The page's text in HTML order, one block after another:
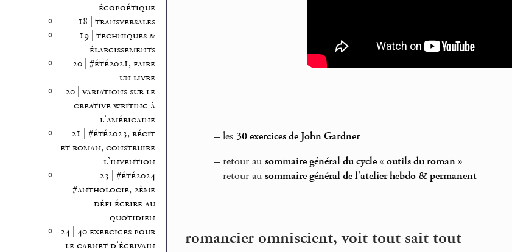
écopoétique
18 | transversales
19 | techniques &
élargissements
20 | #été2021, faire
un livre
20 | variations sur le
creative writing à
l’américaine
21 | #été2023, récit
et roman, construire
l’invention
23 | #été2024
#anthologie, 2ème
défi écrire au
quotidien
24 | 40 exercices pour
le carnet d’écrivain
– les 30 exercices de John Gardner
– retour au sommaire général du cycle « outils du roman »
– retour au sommaire général de l’atelier hebdo & permanent
romancier omniscient, voit tout sait tout